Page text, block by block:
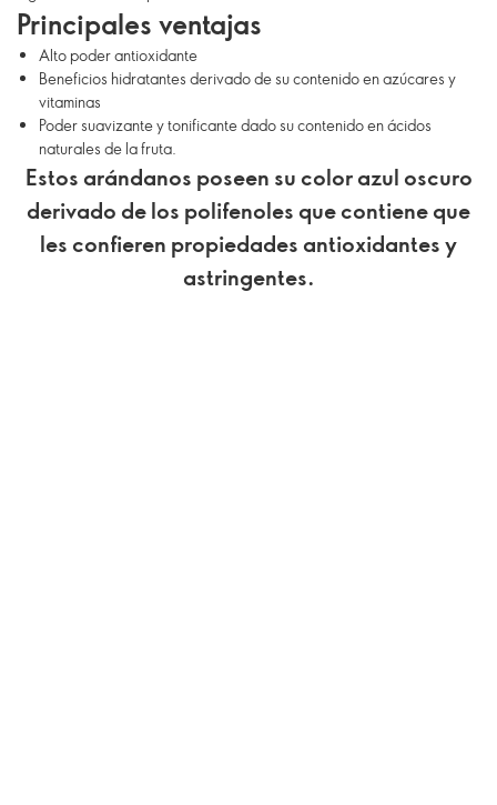
Principales ventajas
Alto poder antioxidante
Beneficios hidratantes derivado de su contenido en azúcares y
vitaminas
Poder suavizante y tonificante dado su contenido en ácidos
naturales de la fruta.
Estos arándanos poseen su color azul oscuro
derivado de los polifenoles que contiene que
les confieren propiedades antioxidantes y
astringentes.